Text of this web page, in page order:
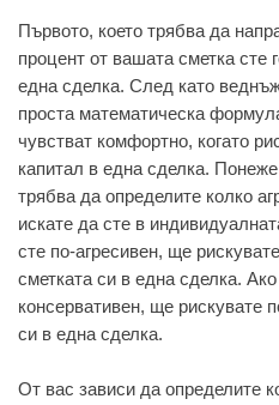
Първото, което трябва да
процент от вашата сметка сте
една сделка. След като
проста математическа
чувстват комфортно, когато
капитал в една сделка.
трябва да определите колко
искате да сте в
сте по-агресивен, ще
сметката си в една сделка.
консервативен, ще рискувате
си в една сделка.
От вас зависи да определите